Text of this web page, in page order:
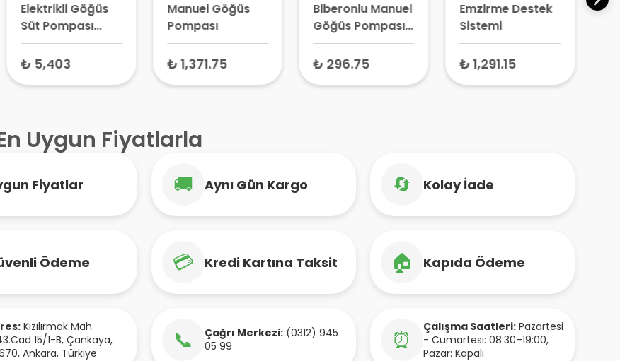
Elektrikli Göğüs
Süt Pompası
BY40
₺ 5,403
Manuel Göğüs
Pompası
₺ 1,371.75
Biberonlu Manuel
Göğüs Pompası
T002
₺ 296.75
Emzirme Destek
Sistemi
₺ 1,291.15
Uygun Fiyatlarla
Fiyatlar 🚚 Aynı Gün Kargo 🔄 Kolay İade
Ödeme 💳 Kredi Kartına Taksit 🏠 Kapıda Ödeme
Kızılırmak Mah.
15/1-B, Çankaya,
, Ankara, Türkiye 📞 Çağrı Merkezi: (0312) 945
05 99
⏰ Çalışma Saatleri: Pazartesi
- Cumartesi: 08:30–19:00,
Pazar: Kapalı